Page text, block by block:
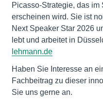
Picasso-Strategie, das im
erscheinen wird. Sie ist
Next Speaker Star 2026
lebt und arbeitet in
lehmann.de
Haben Sie Interesse an
Fachbeitrag zu dieser
Sie uns gerne an.